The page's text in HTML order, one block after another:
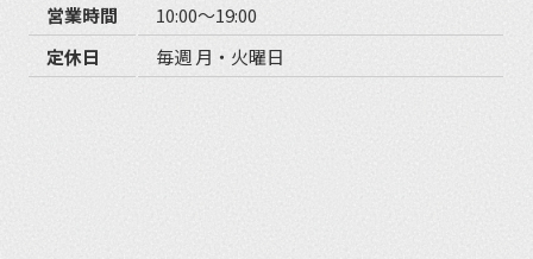
営業時間
10:00〜19:00
定休日
毎週 月・火曜日